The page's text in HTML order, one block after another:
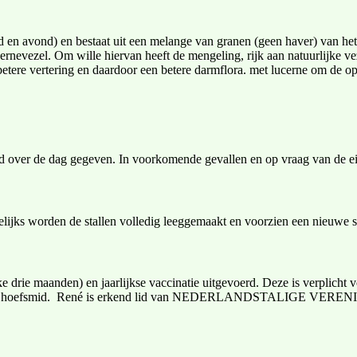
avond) en bestaat uit een melange van granen (geen haver) van
Om wille hiervan heeft de mengeling, rijk aan natuurlijke
vertering en daardoor een betere darmflora. met lucerne om de
de dag gegeven. In voorkomende gevallen en op vraag van de
worden de stallen volledig leeggemaakt en voorzien een nieuwe
drie maanden) en jaarlijkse vaccinatie uitgevoerd. Deze is verplicht
hoefsmid. René is erkend lid van NEDERLANDSTALIGE